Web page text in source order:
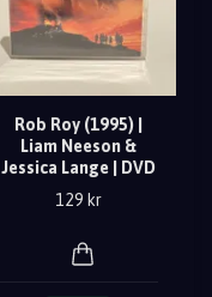
Rob Roy (1995) |
Liam Neeson &
Jessica Lange | DVD
129 kr